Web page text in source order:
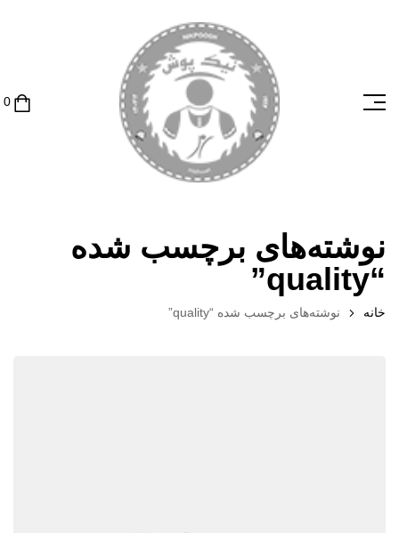
‏0
نوشته‌های برچسب شده
“quality”
خانه نوشته‌های برچسب شده “quality”